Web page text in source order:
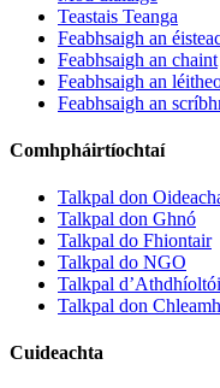
Teastais Teanga
Feabhsaigh an
Feabhsaigh an chaint
Feabhsaigh an
Feabhsaigh an
Comhpháirtíochtaí
Talkpal don
Talkpal don Ghnó
Talkpal do Fhiontair
Talkpal do NGO
Talkpal
Talkpal don
Cuideachta